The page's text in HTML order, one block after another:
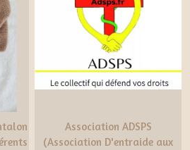
Association ADSPS
(Association D'entraide aux